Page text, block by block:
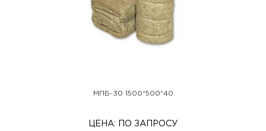
МПБ-30 1500*500*40
ЦЕНА: ПО ЗАПРОСУ